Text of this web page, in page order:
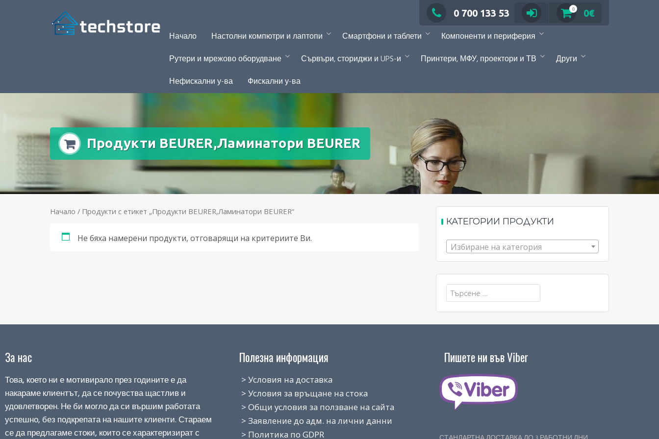
0 700 133 53 0 0€
Начало Настолни компютри и лаптопи Смартфони и таблети
Компоненти и периферия
Рутери и мрежово оборудване
Сървъри, сториджи и UPS-и Принтери, МФУ, проектори и ТВ
Други
Нефискални у-ва
Фискални у-ва
Продукти BEURER,Ламинатори BEURER
Начало / Продукти с етикет „Продукти BEURER,Ламинатори BEURER“
Не бяха намерени продукти, отговарящи на критериите Ви.
КАТЕГОРИИ ПРОДУКТИ
Избиране на категория
Търсене
за:
За нас
Това, което ни е мотивирало през годините е да
накараме клиентът, да се почувства щастлив и
удовлетворен. Не би могло да си вършим работата
успешно, без подкрепата на нашите клиенти. Стараем
се да предлагаме стоки, които се характеризират с
Полезна информация
> Условия на доставка
> Условия за връщане на стока
> Общи условия за ползване на сайта
> Заявление до адм. на лични данни
> Политика по GDPR
Пишете ни във Viber